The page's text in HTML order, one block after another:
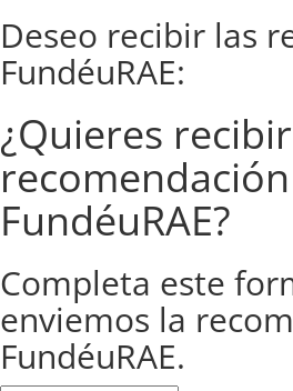
Deseo recibir las
FundéuRAE:
¿Quieres
FundéuRAE?
Completa este
enviemos la
FundéuRAE.